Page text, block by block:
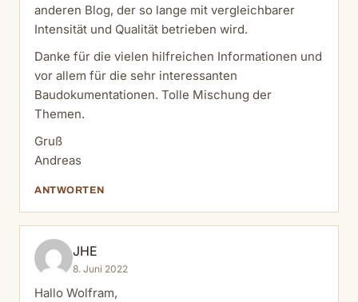
anderen Blog, der so lange mit vergleichbarer
Intensität und Qualität betrieben wird.
Danke für die vielen hilfreichen Informationen und
vor allem für die sehr interessanten
Baudokumentationen. Tolle Mischung der
Themen.
Gruß
Andreas
ANTWORTEN
JHE
8. Juni 2022
Hallo Wolfram,